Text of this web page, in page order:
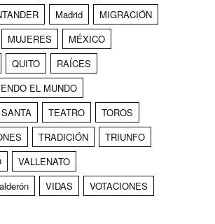
Madrid
MIGRACIÓN
MUJERES
MÉXICO
QUITO
RAÍCES
EL MUNDO
TEATRO
TOROS
TRADICIÓN
TRIUNFO
VALLENATO
VIDAS VOTACIONES